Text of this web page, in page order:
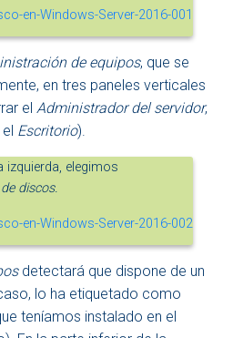
de equipos, que se
en tres paneles verticales
el Administrador del servidor,
Escritorio).
izquierda, elegimos
discos.
detectará que dispone de un
lo ha etiquetado como
teníamos instalado en el